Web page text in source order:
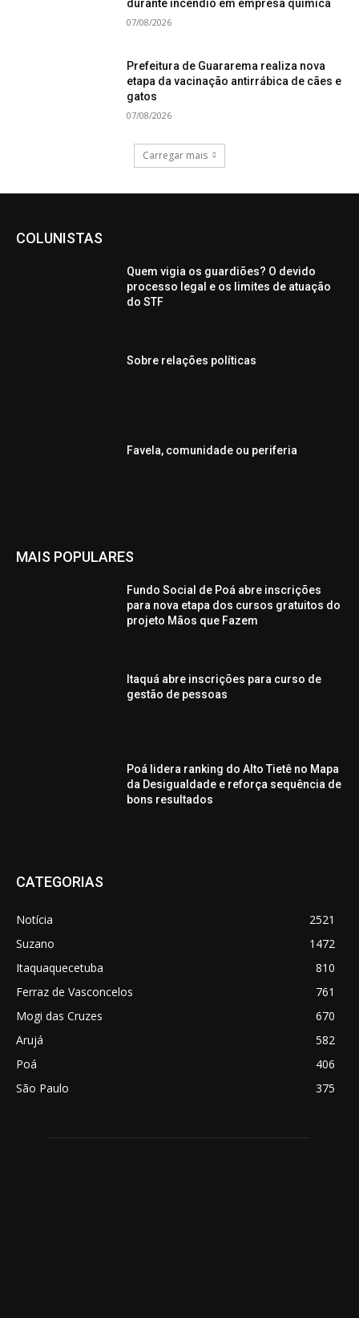
durante incêndio em empresa química
07/08/2026
Prefeitura de Guararema realiza nova
etapa da vacinação antirrábica de cães e
gatos
07/08/2026
Carregar mais
COLUNISTAS
Quem vigia os guardiões? O devido
processo legal e os limites de atuação
do STF
Sobre relações políticas
Favela, comunidade ou periferia
MAIS POPULARES
Fundo Social de Poá abre inscrições
para nova etapa dos cursos gratuitos do
projeto Mãos que Fazem
Itaquá abre inscrições para curso de
gestão de pessoas
Poá lidera ranking do Alto Tietê no Mapa
da Desigualdade e reforça sequência de
bons resultados
CATEGORIAS
Notícia
2521
Suzano
1472
Itaquaquecetuba
810
Ferraz de Vasconcelos
761
Mogi das Cruzes
670
Arujá
582
Poá
406
São Paulo
375